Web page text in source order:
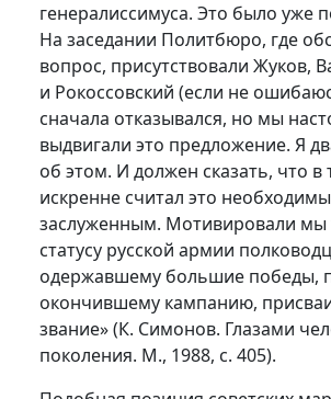
генералиссимуса. Это было уже
На заседании Политбюро, где
вопрос, присутствовали Жуков,
и Рокоссовский (если не
сначала отказывался, но мы
выдвигали это предложение. Я
об этом. И должен сказать, что
искренне считал это
заслуженным. Мотивировали мы
статусу русской армии
одержавшему большие победы,
окончившему кампанию,
звание» (К. Симонов. Глазами
поколения. М., 1988, с. 405).